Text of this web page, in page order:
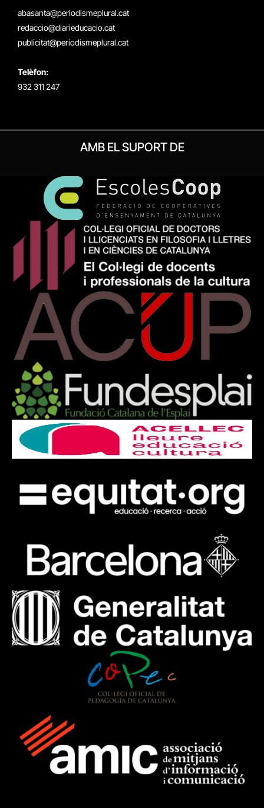
abasanta@periodismeplural.cat
redaccio@diarieducacio.cat
publicitat@periodismeplural.cat
Telèfon:
932 311 247
AMB EL SUPORT DE